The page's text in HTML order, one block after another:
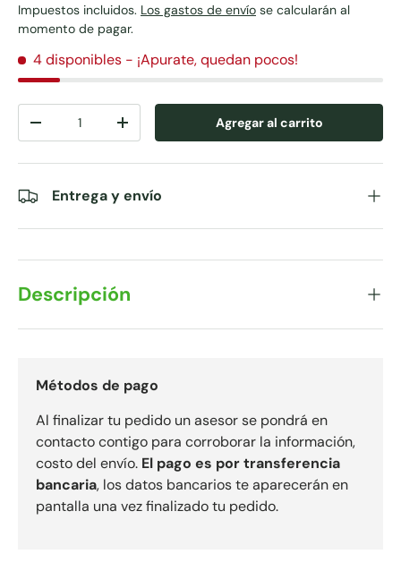
Impuestos incluidos. Los gastos de envío se calcularán al
momento de pagar.
4 disponibles - ¡Apurate, quedan pocos!
-
+ Agregar al carrito
Entrega y envío
Descripción
Métodos de pago
Al finalizar tu pedido un asesor se pondrá en
contacto contigo para corroborar la información,
costo del envío. El pago es por transferencia
bancaria, los datos bancarios te aparecerán en
pantalla una vez finalizado tu pedido.